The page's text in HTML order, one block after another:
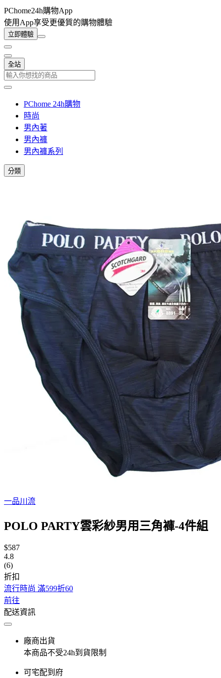
PChome24h購物App
使用App享受更優質的購物體驗
立即體驗
全站
PChome 24h購物
時尚
男內著
男內褲
男內褲系列
分類
一品川流
POLO PARTY雲彩紗男用三角褲-4件組
$587
4.8
(6)
折扣
流行時尚 滿599折60
前往
配送資訊
廠商出貨
本商品不受24h到貨限制
可宅配到府